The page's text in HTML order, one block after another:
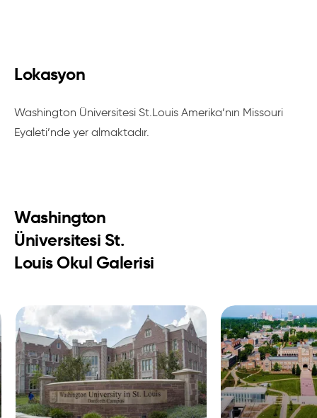
Lokasyon
Washington Üniversitesi St.Louis Amerika’nın Missouri
Eyaleti’nde yer almaktadır.
Washington
Üniversitesi St.
Louis Okul Galerisi